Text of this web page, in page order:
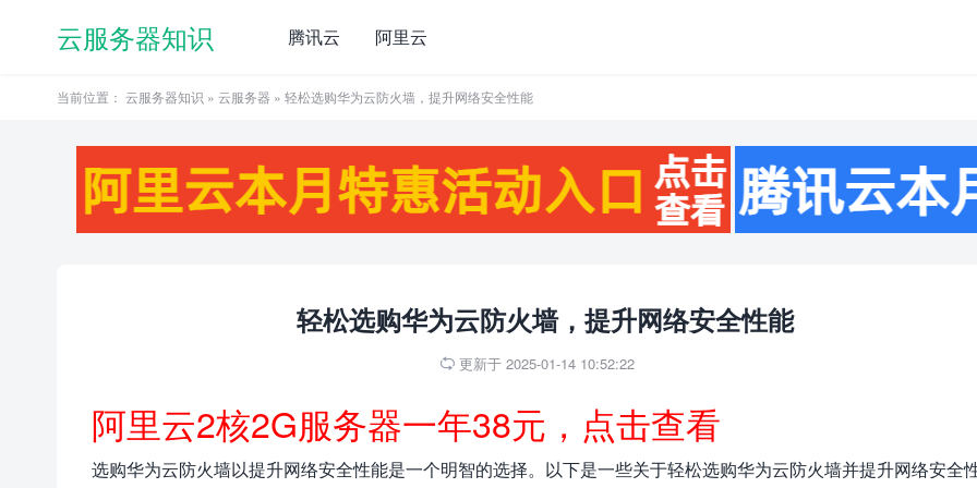
云服务器知识 腾讯云 阿里云
当前位置： 云服务器知识 » 云服务器 » 轻松选购华为云防火墙，提升网络安全性能
轻松选购华为云防火墙，提升网络安全性能
 更新于 2025-01-14 10:52:22
阿里云2核2G服务器一年38元，点击查看
选购华为云防火墙以提升网络安全性能是一个明智的选择。以下是一些关于轻松选购华为云防火墙并提升网络安全